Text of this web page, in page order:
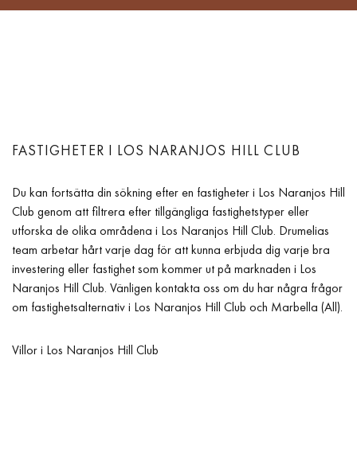
FASTIGHETER I LOS NARANJOS HILL CLUB
Du kan fortsätta din sökning efter en fastigheter i Los Naranjos Hill
Club genom att filtrera efter tillgängliga fastighetstyper eller
utforska de olika områdena i Los Naranjos Hill Club. Drumelias
team arbetar hårt varje dag för att kunna erbjuda dig varje bra
investering eller fastighet som kommer ut på marknaden i Los
Naranjos Hill Club. Vänligen kontakta oss om du har några frågor
om fastighetsalternativ i Los Naranjos Hill Club och Marbella (All).
Villor i Los Naranjos Hill Club